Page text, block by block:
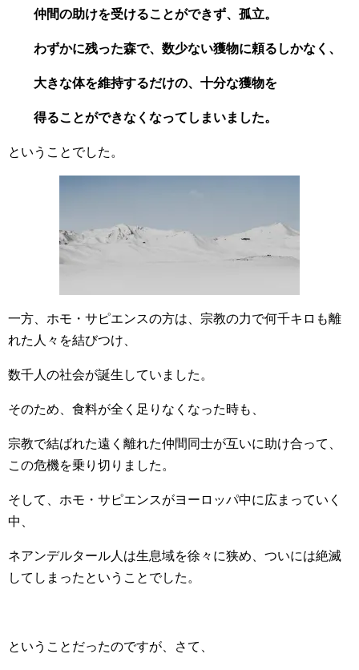
仲間の助けを受けることができず、孤立。
わずかに残った森で、数少ない獲物に頼るしかなく、
大きな体を維持するだけの、十分な獲物を
得ることができなくなってしまいました。
ということでした。
一方、ホモ・サピエンスの方は、宗教の力で何千キロも離
れた人々を結びつけ、
数千人の社会が誕生していました。
そのため、食料が全く足りなくなった時も、
宗教で結ばれた遠く離れた仲間同士が互いに助け合って、
この危機を乗り切りました。
そして、ホモ・サピエンスがヨーロッパ中に広まっていく
中、
ネアンデルタール人は生息域を徐々に狭め、ついには絶滅
してしまったということでした。
ということだったのですが、さて、